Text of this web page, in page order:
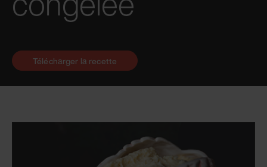
Télécharger la recette